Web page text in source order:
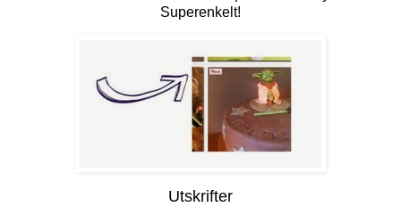
Superenkelt!
Utskrifter